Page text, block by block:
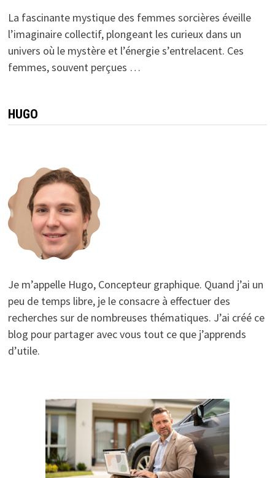
La fascinante mystique des femmes sorcières éveille
l’imaginaire collectif, plongeant les curieux dans un
univers où le mystère et l’énergie s’entrelacent. Ces
femmes, souvent perçues …
HUGO
Je m’appelle Hugo, Concepteur graphique. Quand j’ai un
peu de temps libre, je le consacre à effectuer des
recherches sur de nombreuses thématiques. J’ai créé ce
blog pour partager avec vous tout ce que j’apprends
d’utile.